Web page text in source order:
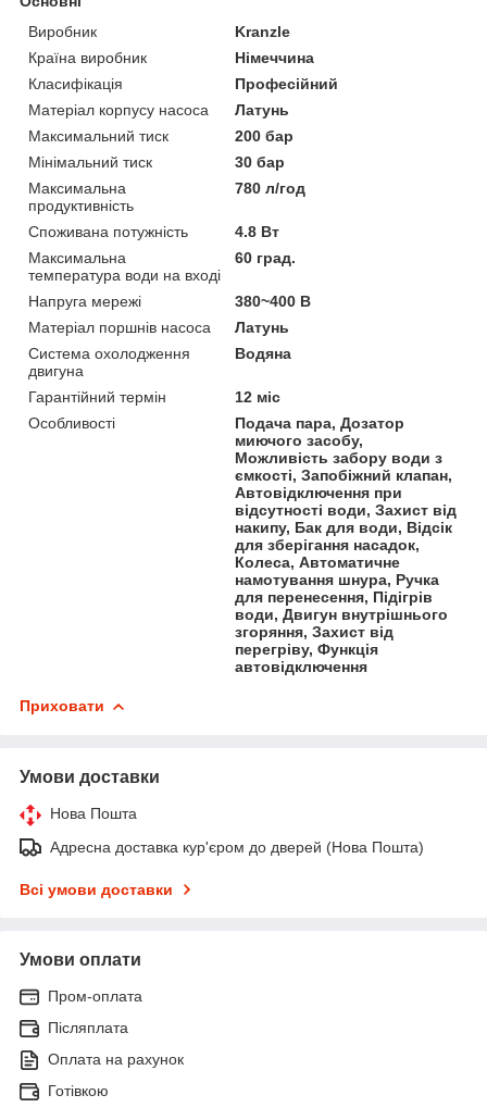
Виробник
Kranzle
Країна виробник
Німеччина
Класифікація
Професійний
Матеріал корпусу насоса
Латунь
Максимальний тиск
200 бар
Мінімальний тиск
30 бар
Максимальна
продуктивність
780 л/год
Споживана потужність
4.8 Вт
Максимальна
температура води на вході
60 град.
Напруга мережі
380~400 В
Матеріал поршнів насоса
Латунь
Система охолодження
двигуна
Водяна
Гарантійний термін
12 міс
Особливості
Подача пара, Дозатор
миючого засобу,
Можливість забору води з
ємкості, Запобіжний клапан,
Автовідключення при
відсутності води, Захист від
накипу, Бак для води, Відсік
для зберігання насадок,
Колеса, Автоматичне
намотування шнура, Ручка
для перенесення, Підігрів
води, Двигун внутрішнього
згоряння, Захист від
перегріву, Функція
автовідключення
Приховати
Умови доставки
Нова Пошта
Адресна доставка кур'єром до дверей (Нова Пошта)
Всі умови доставки
Умови оплати
Пром-оплата
Післяплата
Оплата на рахунок
Готівкою